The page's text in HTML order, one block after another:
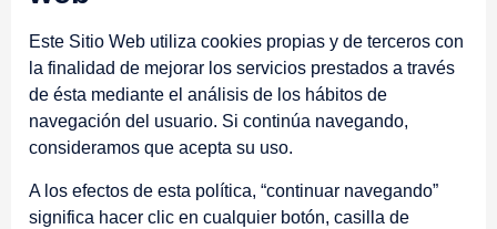
Este Sitio Web utiliza cookies propias y de terceros con
la finalidad de mejorar los servicios prestados a través
de ésta mediante el análisis de los hábitos de
navegación del usuario. Si continúa navegando,
consideramos que acepta su uso.
A los efectos de esta política, “continuar navegando”
significa hacer clic en cualquier botón, casilla de